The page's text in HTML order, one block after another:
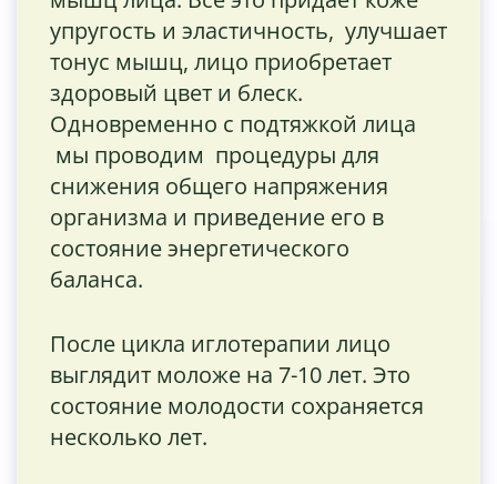
упругость и эластичность, улучшает
тонус мышц, лицо приобретает
здоровый цвет и блеск.
Одновременно с подтяжкой лица
мы проводим процедуры для
снижения общего напряжения
организма и приведение его в
состояние энергетического
баланса.
После цикла иглотерапии лицо
выглядит моложе на 7-10 лет. Это
состояние молодости сохраняется
несколько лет.